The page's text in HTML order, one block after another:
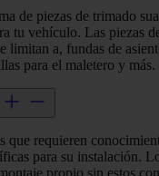
de piezas de trimado
tu vehículo. Las piezas
limitan a, fundas de
para el maletero y más.
que requieren
para su instalación.